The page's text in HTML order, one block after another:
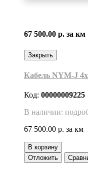
67 500.00 р. за км
Закрыть
Кабель NYM-J
Код: 00000009225
В наличии:
67 500.00 р. за км
В корзину
Отложить